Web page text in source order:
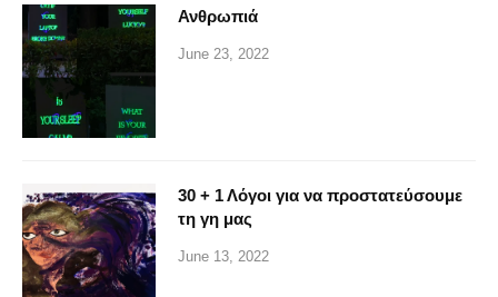
Ανθρωπιά
June 23, 2022
30 + 1 Λόγοι για να προστατεύσουμε
τη γη μας
June 13, 2022